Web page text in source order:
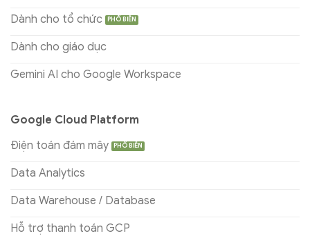
Dành cho tổ chức
Dành cho giáo dục
Gemini AI cho Google Workspace
Google Cloud Platform
Điện toán đám mây
Data Analytics
Data Warehouse / Database
Hỗ trợ thanh toán GCP